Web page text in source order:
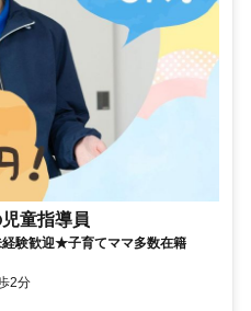
童指導員
験歓迎★子育てママ多数在籍
2分